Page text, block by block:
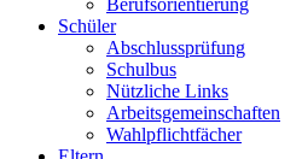
Berufsorientierung
Schüler
Abschlussprüfung
Schulbus
Nützliche Links
Arbeitsgemeinschaften
Wahlpflichtfächer